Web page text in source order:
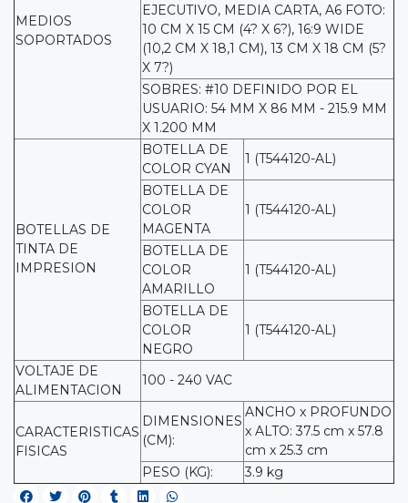
MEDIOS
SOPORTADOS
EJECUTIVO, MEDIA CARTA, A6 FOTO:
10 CM X 15 CM (4? X 6?), 16:9 WIDE
(10,2 CM X 18,1 CM), 13 CM X 18 CM (5?
X 7?)
SOBRES: #10 DEFINIDO POR EL
USUARIO: 54 MM X 86 MM - 215.9 MM
X 1.200 MM
BOTELLAS DE
TINTA DE
IMPRESION
BOTELLA DE
COLOR CYAN
1 (T544120-AL)
BOTELLA DE
COLOR
MAGENTA
1 (T544120-AL)
BOTELLA DE
COLOR
AMARILLO
1 (T544120-AL)
BOTELLA DE
COLOR
NEGRO
1 (T544120-AL)
VOLTAJE DE
ALIMENTACION
100 - 240 VAC
CARACTERISTICAS
FISICAS
DIMENSIONES
(CM):
ANCHO x PROFUNDO
x ALTO: 37.5 cm x 57.8
cm x 25.3 cm
PESO (KG):
3.9 kg